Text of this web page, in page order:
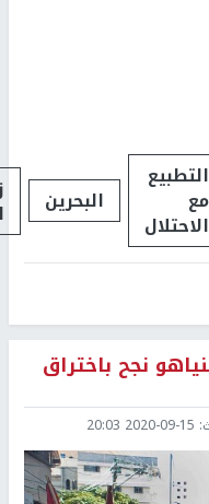
التطبيع
مع
الاحتلال
البحرين
نجح باختراق
2020-09-15 20:03